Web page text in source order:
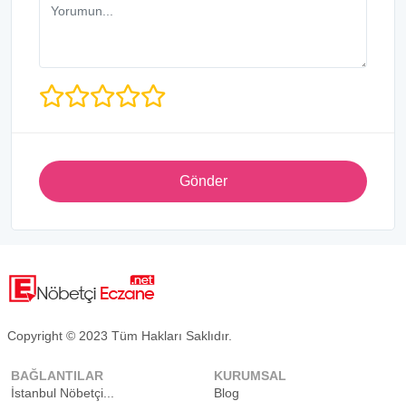
Gönder
Copyright © 2023 Tüm Hakları Saklıdır.
BAĞLANTILAR
İstanbul Nöbetçi...
KURUMSAL
Blog